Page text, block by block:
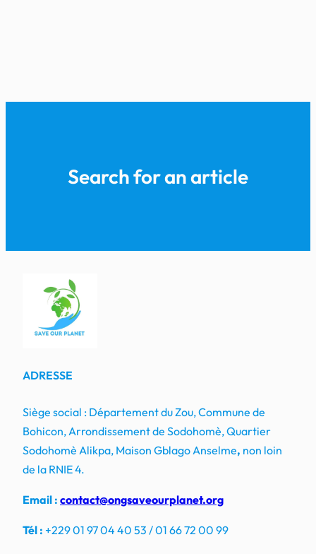
Search for an article
ADRESSE
Siège social : Département du Zou, Commune de
Bohicon, Arrondissement de Sodohomè, Quartier
Sodohomè Alikpa, Maison Gblago Anselme, non loin
de la RNIE 4.
Email : contact@ongsaveourplanet.org
Tél : +229 01 97 04 40 53 / 01 66 72 00 99